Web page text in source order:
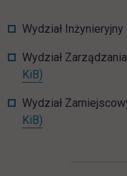
Wydział Inżynieryjny
Wydział
KiB)
Wydział
KiB)